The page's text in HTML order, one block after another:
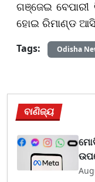
ଗଞ୍ଜେଇ
ହୋଇ ରିମାଣ୍ଡ
Tags: Odisha
ବାଣିଜ୍ୟ